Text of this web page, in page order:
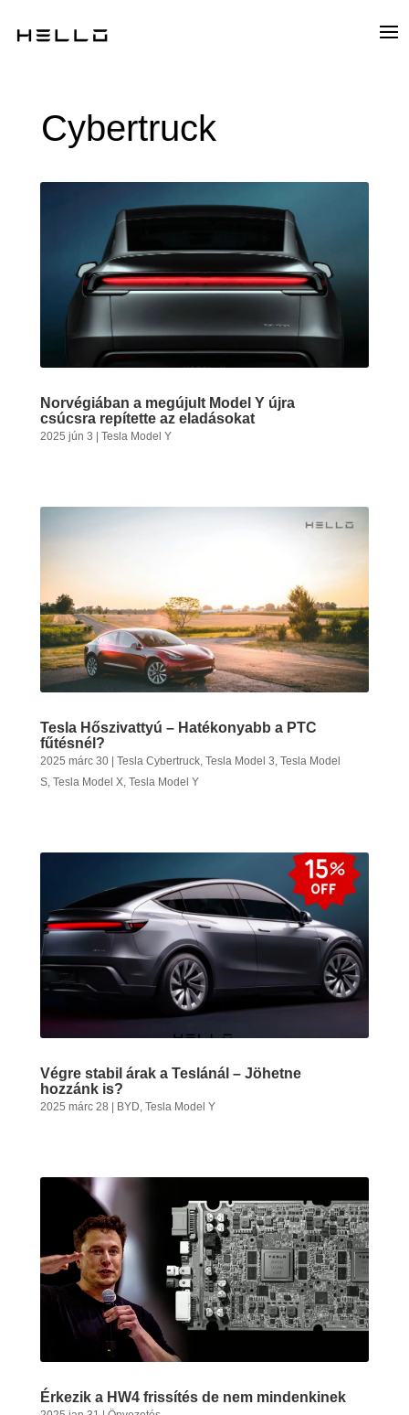
Cybertruck
Norvégiában a megújult Model Y újra
csúcsra repítette az eladásokat
2025 jún 3 | Tesla Model Y
Tesla Hőszivattyú – Hatékonyabb a PTC
fűtésnél?
2025 márc 30| Tesla Cybertruck, Tesla Model 3 Tesla Model
S, Tesla Model X, Tesla Model Y
Végre stabil árak a Teslánál – Jöhetne
hozzánk is?
2025 márc 28 | BYD Tesla Model Y
Érkezik a HW4 frissítés de nem mindenkinek